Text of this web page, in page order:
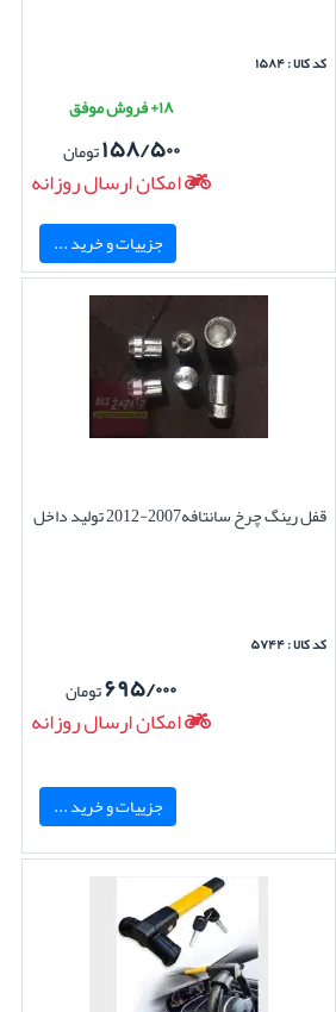
کد کالا : ۱۵۸۴
۱۸+ فروش موفق
۱۵۸/۵۰۰تومان
امکان ارسال روزانه
جزییات و خرید ...
قفل رینگ چرخ سانتافه2007-2012 تولید داخل
کد کالا : ۵۷۴۴
۶۹۵/۰۰۰تومان
امکان ارسال روزانه
جزییات و خرید ...